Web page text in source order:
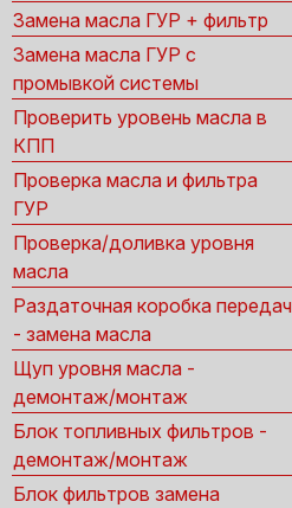
Замена масла ГУР + фильтр
Замена масла ГУР с
промывкой системы
Проверить уровень масла в
КПП
Проверка масла и фильтра
ГУР
Проверка/доливка уровня
масла
Раздаточная коробка передач
- замена масла
Щуп уровня масла -
демонтаж/монтаж
Блок топливных фильтров -
демонтаж/монтаж
Блок фильтров замена